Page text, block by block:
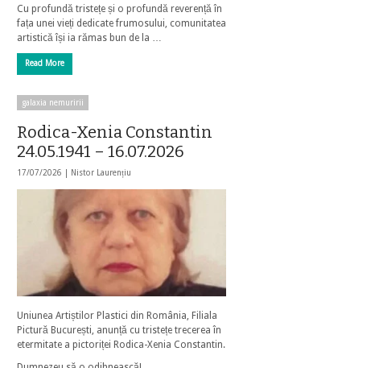
Cu profundă tristețe și o profundă reverență în
fața unei vieți dedicate frumosului, comunitatea
artistică își ia rămas bun de la …
Read More
galaxia nemuririi
Rodica-Xenia Constantin
24.05.1941 – 16.07.2026
17/07/2026 | Nistor Laurențiu
Uniunea Artiștilor Plastici din România, Filiala
Pictură București, anunță cu tristețe trecerea în
etermitate a pictoriței Rodica-Xenia Constantin.